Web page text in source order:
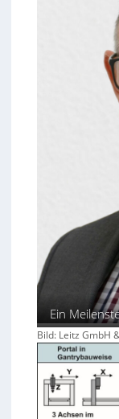
Ein
Bild: Leitz GmbH